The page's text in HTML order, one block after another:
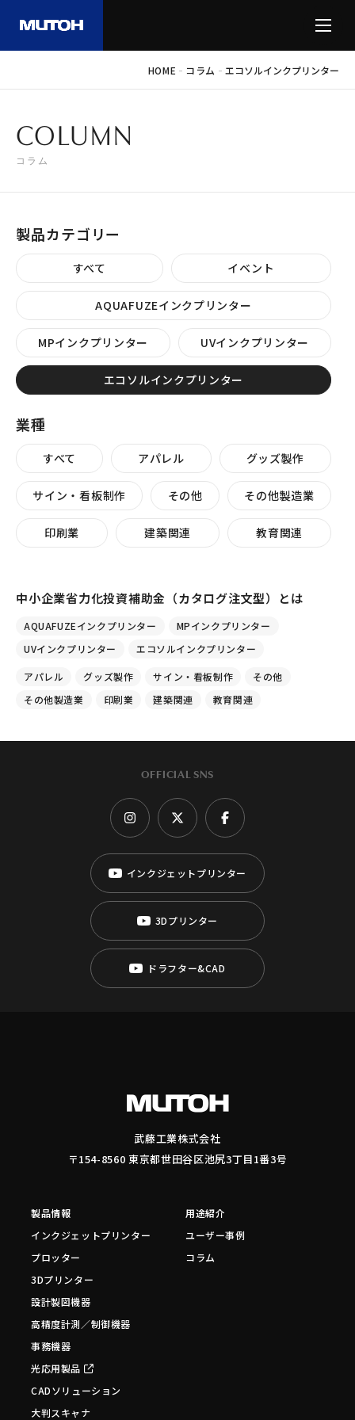
HOME - コラム - エコソルインクプリンター
COLUMN
コラム
製品カテゴリー
すべて イベント
AQUAFUZEインクプリンター
MPインクプリンター UVインクプリンター
エコソルインクプリンター
業種
すべて アパレル グッズ製作
サイン・看板制作 その他 その他製造業
印刷業 建築関連 教育関連
中小企業省力化投資補助金（カタログ注文型）とは
AQUAFUZEインクプリンター
MPインクプリンター
UVインクプリンター
エコソルインクプリンター
アパレル グッズ製作 サイン・看板制作
その他
その他製造業
印刷業 建築関連 教育関連
OFFICIAL SNS
インクジェットプリンター
3Dプリンター
ドラフター&CAD
武藤工業株式会社
〒154-8560 東京都世田谷区池尻3丁目1番3号
製品情報
インクジェットプリンター
プロッター
3Dプリンター
設計製図機器
高精度計測／制御機器
事務機器
光応用製品
CADソリューション
大判スキャナ
用途紹介
ユーザー事例
コラム